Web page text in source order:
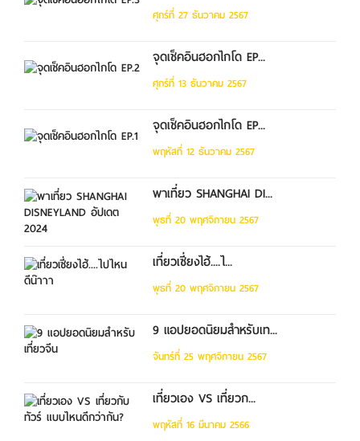
ศุกร์ที่ 27 ธันวาคม 2567
จุดเช็คอินฮอกไกโด EP...
ศุกร์ที่ 13 ธันวาคม 2567
จุดเช็คอินฮอกไกโด EP...
พฤหัสที่ 12 ธันวาคม 2567
พาเที่ยว SHANGHAI DI...
พุธที่ 20 พฤศจิกายน 2567
เที่ยวเซี่ยงไฮ้....ไ...
พุธที่ 20 พฤศจิกายน 2567
9 แอปยอดนิยมสำหรับเท...
จันทร์ที่ 25 พฤศจิกายน 2567
เที่ยวเอง VS เที่ยวก...
พฤหัสที่ 16 มีนาคม 2566